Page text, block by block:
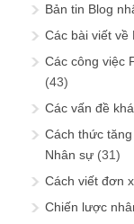
Bản tin Blog
Các bài viết về
Các công việc
(43)
Các vấn đề
Cách thức
Nhân sự (31)
Cách viết đơn
Chiến lược